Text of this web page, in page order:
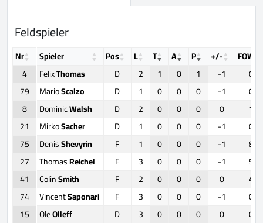
Feldspieler
Nr Spieler Pos L T A P +/-
FOW
4
FelixThomas D 2 1 0 1 -1
0
79
MarioScalzo D 1 0 0 0 -1
0
8
DominicWalsh D 2 0 0 0 0
1
21
MirkoSacher D 1 0 0 0 -1
0
75
DenisShevyrin F 1 0 0 0 -1
8
27
ThomasReichel F 3 0 0 0 -1
5
41
ColinSmith F 2 0 0 0 0
4
74
VincentSaponari F 3 0 0 0 -1
0
15
OleOlleff D 3 0 0 0 0
0